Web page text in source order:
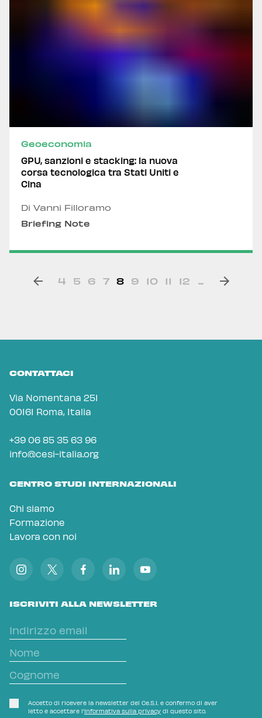
Geoeconomia
GPU, sanzioni e stacking: la nuova
corsa tecnologica tra Stati Uniti e
Cina
Di Vanni Filloramo
Briefing Note
4 5 6 7 8 9 10 11 12 ...
CONTATTACI
Via Nomentana 251
00161 Roma, Italia
+39 06 85 35 63 96
info@cesi-italia.org
CENTRO STUDI INTERNAZIONALI
Chi siamo
Formazione
Lavora con noi
ISCRIVITI ALLA NEWSLETTER
Accetto di ricevere la newsletter del Ce.S.I. e confermo di aver
letto e accettare l'Informativa sulla privacy di questo sito.